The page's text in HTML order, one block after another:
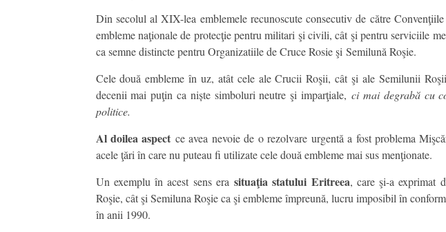
Din secolul al XIX-lea emblemele recunoscute consecutiv de către
embleme naţionale de protecţie pentru militari şi civili, cât şi pentru serviciile
ca semne distincte pentru Organizatiile de Cruce Rosie şi Semilună Roşie.
Cele două embleme în uz, atât cele ale Crucii Roşii, cât şi ale Semilunii
decenii mai puţin ca niște simboluri neutre şi imparţiale, ci mai degrabă cu
politice.
Al doilea aspect ce avea nevoie de o rezolvare urgentă a fost problema
acele ţări în care nu puteau fi utilizate cele două embleme mai sus menţionate.
Un exemplu în acest sens erasituaţia statului Eritreea, care şi-a exprimat
Roşie, cât şi Semiluna Roşie ca şi embleme împreună, lucru imposibil în
în anii 1990.